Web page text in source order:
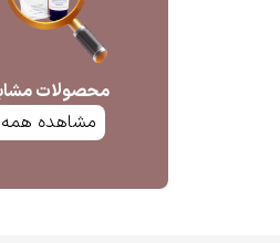
محصولات
مشاهده همه